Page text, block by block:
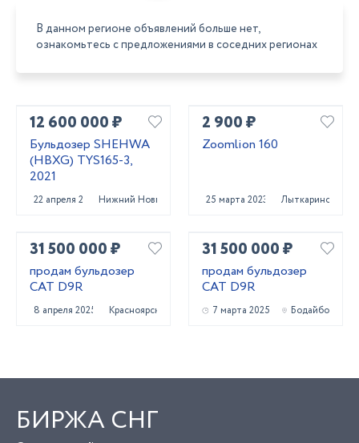
В данном регионе объявлений больше нет,
ознакомьтесь с предложениями в соседних регионах
12 600 000 ₽
Бульдозер SHEHWA
(HBXG) TYS165-3,
2021
22 апреля 2022 Нижний Новгород
2 900 ₽
Zoomlion 160
25 марта 2023 Лыткарино
31 500 000 ₽
продам бульдозер
CAT D9R
8 апреля 2025 Красноярск
31 500 000 ₽
продам бульдозер
CAT D9R
7 марта 2025 Бодайбо
БИРЖА СНГ